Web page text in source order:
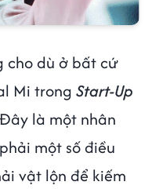
cho dù ở bất cứ
Mi trong Start-Up
là một nhân
một số điều
vật lộn để kiếm